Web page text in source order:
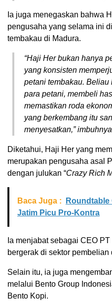
Ia juga menegaskan bahwa
pengusaha yang selama ini
tembakau di Madura.
“Haji Her bukan hanya
yang konsisten
petani tembakau.
para petani, membeli
memastikan roda
yang berkembang itu
menyesatkan,”
Diketahui, Haji Her yang
merupakan pengusaha asal
dengan julukan “Crazy Rich
Baca Juga :
Roundtable
Jatim Picu Pro-Kontra
Ia menjabat sebagai CEO
bergerak di sektor
Selain itu, ia juga
melalui Bento Group
Bento Kopi.